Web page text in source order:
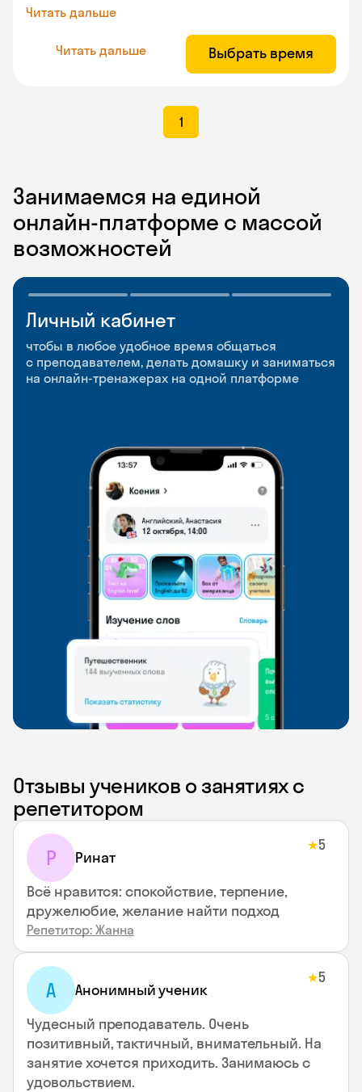
Читать дальше
Читать дальше Выбрать время
1
Занимаемся на единой
онлайн-платформе с массой
возможностей
Личный кабинет
чтобы в любое удобное время общаться
с преподавателем, делать домашку и заниматься
на онлайн-тренажерах на одной платформе
Мобильное
приложение
чтобы заниматься и изучать новые слова где
и когда удобно
Разговорные клубы
и Talks
Групповые занятия для разговорной практики
и индивидуальные встречи с преподавателями
Отзывы учеников о занятиях с
репетитором
Р Ринат
★5
Всё нравится: спокойствие, терпение,
дружелюбие, желание найти подход
Репетитор: Жанна
А Анонимный ученик
★5
Чудесный преподаватель. Очень
позитивный, тактичный, внимательный. На
занятие хочется приходить. Занимаюсь с
удовольствием.